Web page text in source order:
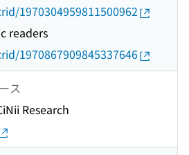
1970304959811500962
readers
1970867909845337646
ス
Research